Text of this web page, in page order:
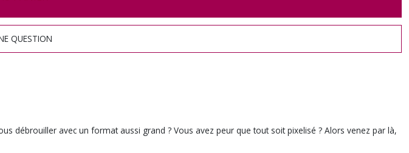
QUESTION
débrouiller avec un format aussi grand ? Vous avez peur que tout soit pixelisé ? Alors venez par là,